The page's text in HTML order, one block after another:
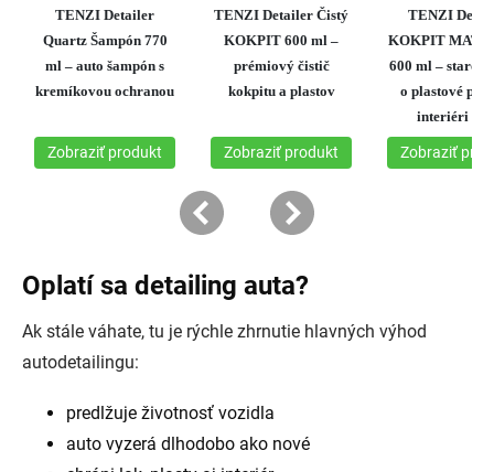
Oplatí sa detailing auta?
Ak stále váhate, tu je rýchle zhrnutie hlavných výhod
autodetailingu:
predlžuje životnosť vozidla
auto vyzerá dlhodobo ako nové